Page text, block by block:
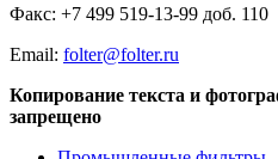
Факс: +7 499 519-13-99 доб. 110
Еmail: folter@folter.ru
Копирование текста и
запрещено